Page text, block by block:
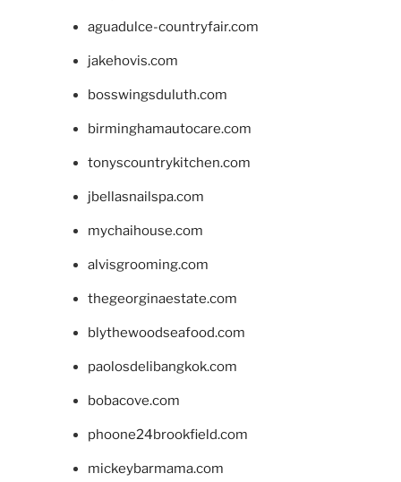
aguadulce-countryfair.com
jakehovis.com
bosswingsduluth.com
birminghamautocare.com
tonyscountrykitchen.com
jbellasnailspa.com
mychaihouse.com
alvisgrooming.com
thegeorginaestate.com
blythewoodseafood.com
paolosdelibangkok.com
bobacove.com
phoone24brookfield.com
mickeybarmama.com